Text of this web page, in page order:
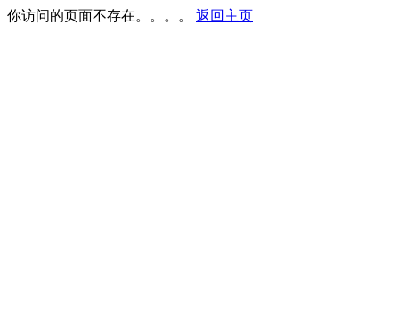
你访问的页面不存在。。。。 返回主页